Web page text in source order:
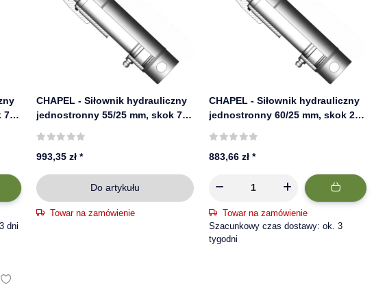
dni
CHAPEL - Siłownik hydrauliczny
jednostronny 55/25 mm, skok 700
993,35 zł*
Do artykułu
Towar na zamówienie
CHAPEL - Siłownik hydrauliczny
jednostronny 60/25 mm, skok 200
883,66 zł*
Towar na zamówienie
Szacunkowy czas dostawy: ok. 3
tygodni